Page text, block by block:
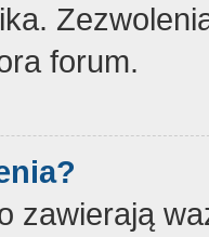
forum.
zawierają